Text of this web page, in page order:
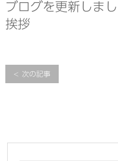
ブログを更新しま
挨拶
次の記事